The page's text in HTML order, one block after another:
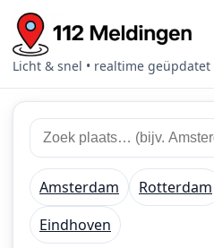
Licht & snel • realtime geüpdatet
Zoek 112 meldingen
Zoek plaats of regio
Amsterdam Rotterdam
Eindhoven